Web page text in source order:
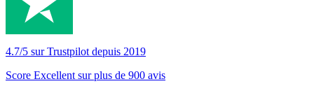
4.7/5 sur Trustpilot depuis 2019
Score Excellent sur plus de 900 avis